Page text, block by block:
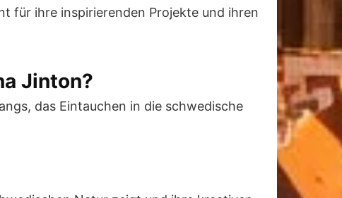
für ihre inspirierenden Projekte und ihren
Jinton?
das Eintauchen in die schwedische